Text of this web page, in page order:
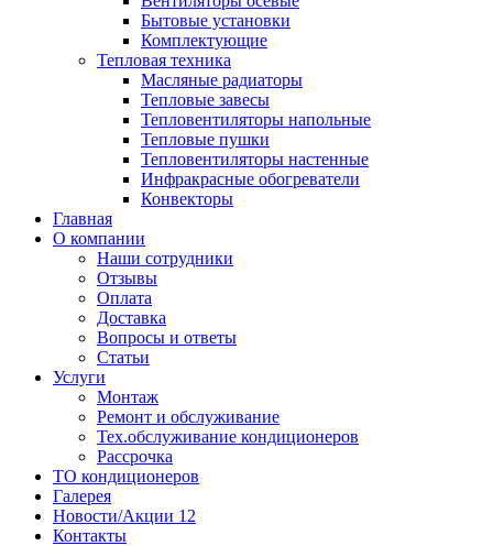
Бытовые установки
Комплектующие
Тепловая техника
Масляные радиаторы
Тепловые завесы
Тепловентиляторы напольные
Тепловые пушки
Тепловентиляторы настенные
Инфракрасные обогреватели
Конвекторы
Главная
О компании
Наши сотрудники
Отзывы
Оплата
Доставка
Вопросы и ответы
Статьи
Услуги
Монтаж
Ремонт и обслуживание
Тех.обслуживание кондиционеров
Рассрочка
ТО кондиционеров
Галерея
Новости/Акции 12
Контакты